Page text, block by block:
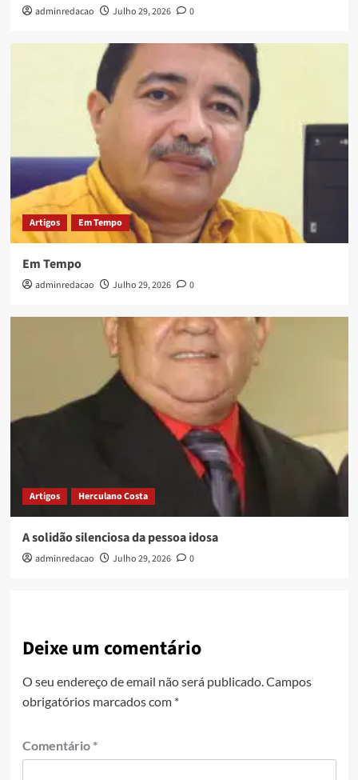
adminredacao Julho 29, 2026 0
Artigos Em Tempo
Em Tempo
adminredacao Julho 29, 2026 0
Artigos Herculano Costa
A solidão silenciosa da pessoa idosa
adminredacao Julho 29, 2026 0
Deixe um comentário
O seu endereço de email não será publicado. Campos
obrigatórios marcados com *
Comentário *